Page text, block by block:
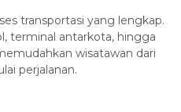
transportasi yang lengkap.
terminal antarkota, hingga
wisatawan dari
perjalanan.